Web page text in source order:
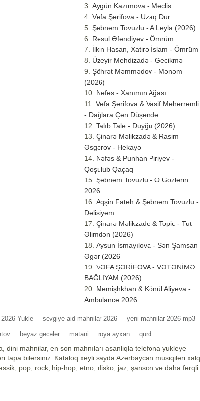
Aygün Kazımova - Məclis
Vəfa Şərifova - Uzaq Dur
Şəbnəm Tovuzlu - A Leyla (2026)
Rəsul Əfəndiyev - Ömrüm
İlkin Hasan, Xatirə İslam - Ömrüm
Üzeyir Mehdizadə - Gecikmə
Şöhrət Məmmədov - Mənəm
(2026)
Nəfəs - Xanımın Ağası
Vəfa Şərifova & Vasif Məhərrəmli
- Dağlara Çən Düşəndə
Talıb Tale - Duyğu (2026)
Çinarə Məlikzadə & Rasim
Əsgərov - Hekayə
Nəfəs & Punhan Piriyev -
Qoşulub Qaçaq
Şəbnəm Tovuzlu - O Gözlərin
2026
Aqşin Fateh & Şəbnəm Tovuzlu -
Dəlisiyəm
Çinarə Məlikzade & Topic - Tut
Əlimdən (2026)
Aysun İsmayılova - Sən Şamsan
Əgər (2026
VƏFA ŞƏRİFOVA - VƏTƏNİMƏ
BAĞLIYAM (2026)
Memişhkhan & Könül Aliyeva -
Ambulance 2026
Yukle sevgiye aid mahnilar 2026 yeni mahnilar 2026 mp3
beyaz geceler matani roya ayxan qurd
dini mahnilar, en son mahnıları asanliqla telefona yukleye
tapa bilərsiniz. Kataloq xeyli sayda Azərbaycan musiqiləri xalq
pop, rock, hip-hop, etno, disko, jaz, şanson və daha fərqli